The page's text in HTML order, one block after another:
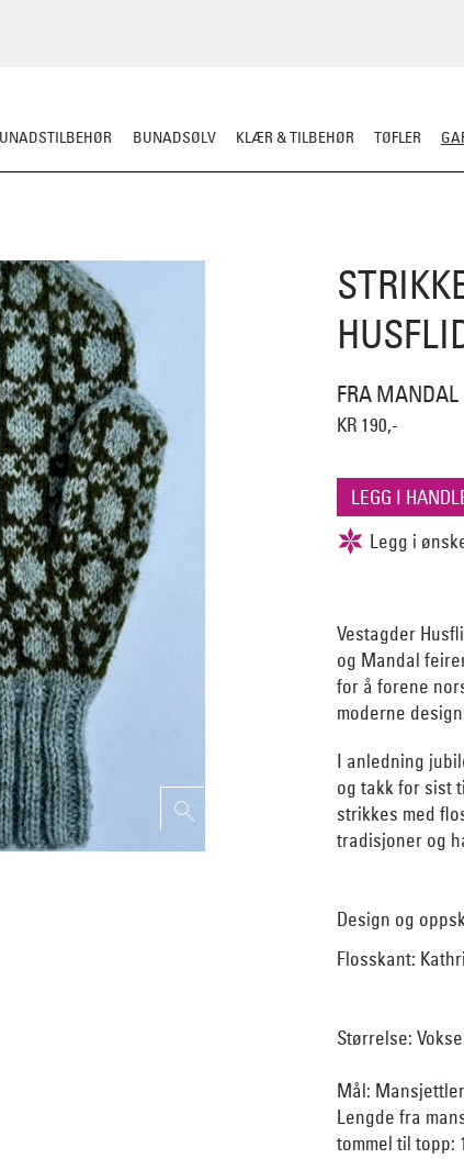
BUNADSØLV KLÆR & TILBEHØR TØFLER
FRA MANDAL
KR 190,-
Vestagder
og Mandal
for å forene
moderne
I anledning
og takk for sist
strikkes med
tradisjoner og
Design og
Flosskant:
Størrelse:
Mål:
Lengde fra
tommel til topp: